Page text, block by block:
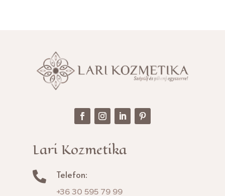
Lari Kozmetika
 Telefon:
+36 30 595 79 99